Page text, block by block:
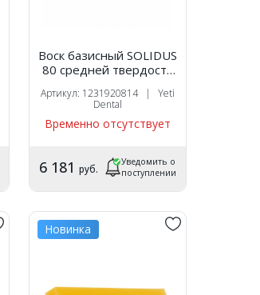
Воск базисный SOLIDUS
80 средней твердости
Артикул: 1231920814 | Yeti
Dental
Временно отсутствует
6 181 руб.
Уведомить о
поступлении
Новинка